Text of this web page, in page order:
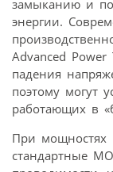
замыканию и
энергии.
Advanced
падения
поэтому могут
работающих в
При мощностях
стандартные